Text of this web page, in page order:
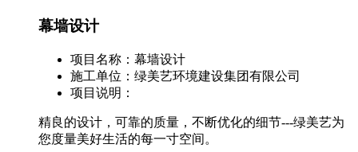
幕墙设计
项目名称： 幕墙设计
施工单位： 绿美艺环境建设集团有限公司
项目说明：
精良的设计，可靠的质量，不断优化的细节---绿美艺为
您度量美好生活的每一寸空间。